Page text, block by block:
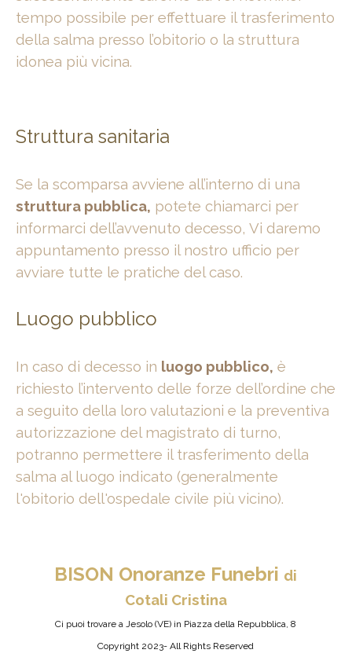
tempo possibile per effettuare il trasferimento
della salma presso l’obitorio o la struttura
idonea più vicina.
Struttura sanitaria
Se la scomparsa avviene all’interno di una
struttura pubblica, potete chiamarci per
informarci dell’avvenuto decesso, Vi daremo
appuntamento presso il nostro ufficio per
avviare tutte le pratiche del caso.
Luogo pubblico
In caso di decesso in luogo pubblico, è
richiesto l’intervento delle forze dell’ordine che
a seguito della loro valutazioni e la preventiva
autorizzazione del magistrato di turno,
potranno permettere il trasferimento della
salma al luogo indicato (generalmente
l'obitorio dell'ospedale civile più vicino).
BISON Onoranze Funebri di
Cotali Cristina
Ci puoi trovare a Jesolo (VE) in Piazza della Repubblica, 8
Copyright 2023- All Rights Reserved